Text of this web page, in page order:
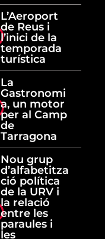
L’Aeroport
de Reus i
l’inici de la
temporada
turística
La
Gastronomi
a, un motor
per al Camp
de
Tarragona
Nou grup
d’alfabetitza
ció política
de la URV i
la relació
entre les
paraules i
les